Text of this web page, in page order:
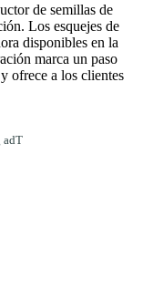
de semillas de
Los esquejes de
disponibles en la
marca un paso
ofrece a los clientes
adT